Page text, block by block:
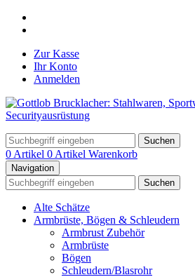
Zur Kasse
Ihr Konto
Anmelden
Suchen
0 Artikel 0 Artikel Warenkorb
Navigation
Suchen
Alte Schätze
Armbrüste, Bögen & Schleudern
Armbrust Zubehör
Armbrüste
Bögen
Schleudern/Blasrohr